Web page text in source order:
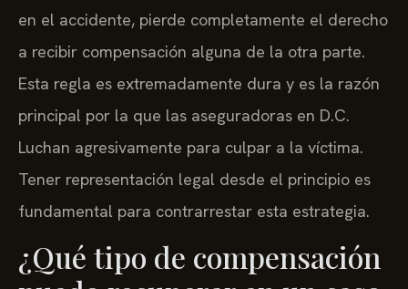
en el accidente, pierde completamente el derecho
a recibir compensación alguna de la otra parte.
Esta regla es extremadamente dura y es la razón
principal por la que las aseguradoras en D.C.
Luchan agresivamente para culpar a la víctima.
Tener representación legal desde el principio es
fundamental para contrarrestar esta estrategia.
¿Qué tipo de compensación